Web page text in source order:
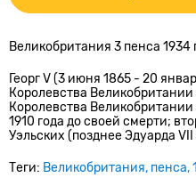
Великобритания 3 пенса 1934
Георг V (3 июня 1865 - 20
Королевства
Королевства
1910 года до своей смерти;
Уэльских (позднее Эдуарда
Теги: Великобритания пенса